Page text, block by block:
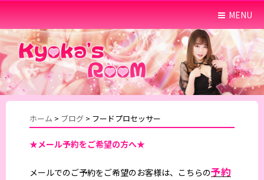
MENU
ホーム > ブログ > フードプロセッサー
★メール予約をご希望の方へ★
メールでのご予約をご希望のお客様は、こちらの予約